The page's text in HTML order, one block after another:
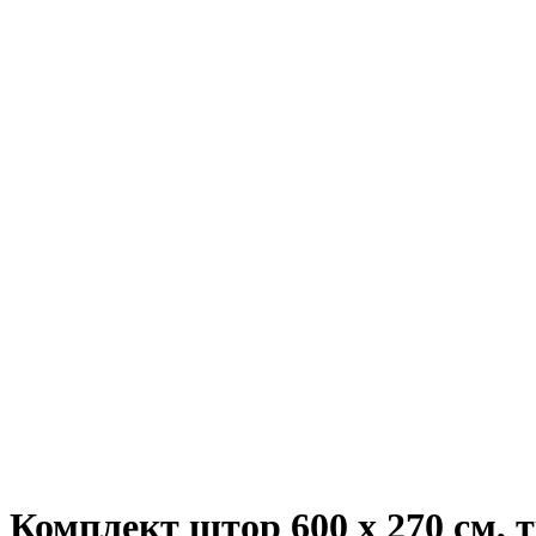
Комплект штор 600 х 270 см,